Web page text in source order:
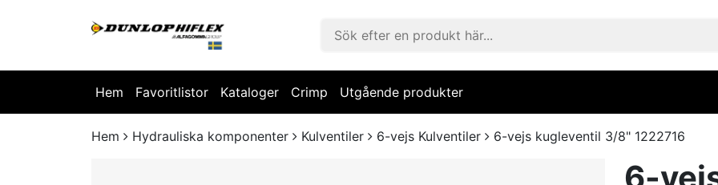
Hem Favoritlistor Kataloger Crimp Utgående produkter
Hem Hydrauliska komponenter Kulventiler 6-vejs Kulventiler 6-vejs kugleventil 3/8" 1222716